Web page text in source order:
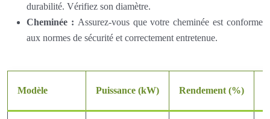
durabilité. Vérifiez son diamètre.
Cheminée : Assurez-vous que votre cheminée est conforme
aux normes de sécurité et correctement entretenue.
Modèle Puissance (kW) Rendement (%)